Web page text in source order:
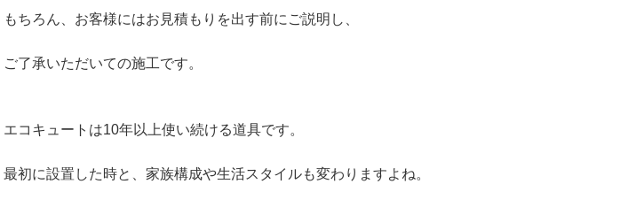
もちろん、お客様にはお見積もりを出す前にご説明し、
ご了承いただいての施工です。
エコキュートは10年以上使い続ける道具です。
最初に設置した時と、家族構成や生活スタイルも変わりますよね。